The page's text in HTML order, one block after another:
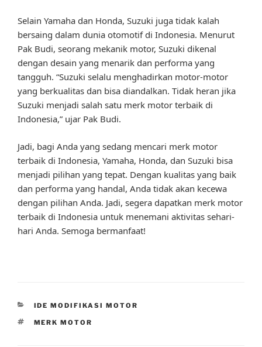
Selain Yamaha dan Honda, Suzuki juga tidak kalah
bersaing dalam dunia otomotif di Indonesia. Menurut
Pak Budi, seorang mekanik motor, Suzuki dikenal
dengan desain yang menarik dan performa yang
tangguh. “Suzuki selalu menghadirkan motor-motor
yang berkualitas dan bisa diandalkan. Tidak heran jika
Suzuki menjadi salah satu merk motor terbaik di
Indonesia,” ujar Pak Budi.
Jadi, bagi Anda yang sedang mencari merk motor
terbaik di Indonesia, Yamaha, Honda, dan Suzuki bisa
menjadi pilihan yang tepat. Dengan kualitas yang baik
dan performa yang handal, Anda tidak akan kecewa
dengan pilihan Anda. Jadi, segera dapatkan merk motor
terbaik di Indonesia untuk menemani aktivitas sehari-
hari Anda. Semoga bermanfaat!
CATEGORIES
IDE MODIFIKASI MOTOR
TAGS
MERK MOTOR